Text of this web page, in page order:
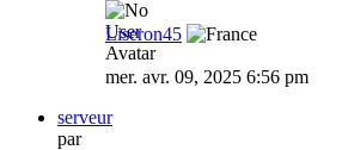
Liseron45
mer. avr. 09, 2025 6:56 pm
serveur
par